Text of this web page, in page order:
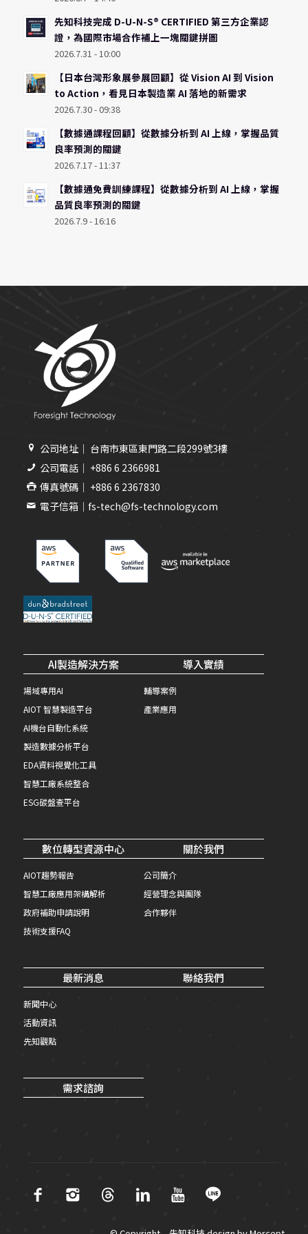
先知科技完成 D-U-N-S® CERTIFIED 第三方企業認
證，為國際市場合作補上一塊關鍵拼圖
2026.7.31 - 10:00
【日本台灣形象展參展回顧】從 Vision AI 到 Vision
to Action，看見日本製造業 AI 落地的新需求
2026.7.30 - 09:38
【數據通課程回顧】從數據分析到 AI 上線，掌握品質
良率預測的關鍵
2026.7.17 - 11:37
【數據通免費訓練課程】從數據分析到 AI 上線，掌握
品質良率預測的關鍵
2026.7.9 - 16:16
公司地址｜ 台南市東區東門路二段299號3樓
公司電話｜ +886 6 2366981
傳真號碼｜ +886 6 2367830
電子信箱｜fs-tech@fs-technology.com
AI製造解決方案
場域專用AI
AIOT 智慧製造平台
AI機台自動化系統
製造數據分析平台
EDA資料視覺化工具
智慧工廠系統整合
ESG碳盤查平台
導入實績
輔導案例
產業應用
數位轉型資源中心
AIOT趨勢報告
智慧工廠應用架構解析
政府補助申請說明
技術支援FAQ
關於我們
公司簡介
經營理念與團隊
合作夥伴
最新消息
新聞中心
活動資訊
先知觀點
聯絡我們
需求諮詢